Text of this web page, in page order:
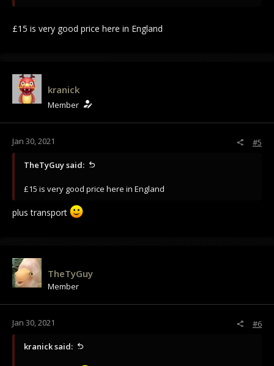
£15 is very good price here in England
kranick
Member
Jan 30, 2021 #5
TheTyGuy said:
£15 is very good price here in England
plus transport
TheTyGuy
Member
Jan 30, 2021 #6
kranick said: